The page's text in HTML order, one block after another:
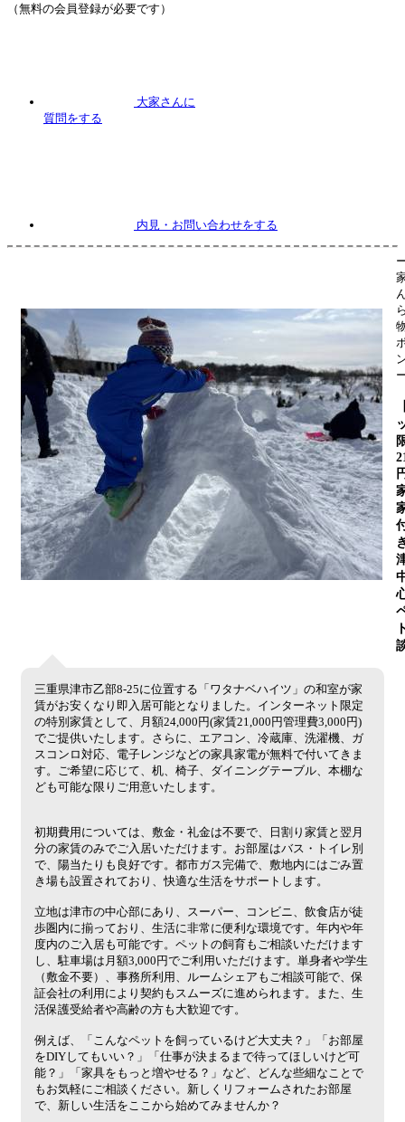
（無料の会員登録が必要です）
大家さんに
質問をする
内見 ・お問い合わせをする
三重県津市乙部8-25に位置する「ワタナベハイツ」の和室が家
賃がお安くなり即入居可能となりました。インターネット限定
の特別家賃として、月額24,000円(家賃21,000円管理費3,000円)
でご提供いたします。さらに、エアコン、冷蔵庫、洗濯機、ガ
スコンロ対応、電子レンジなどの家具家電が無料で付いてきま
す。ご希望に応じて、机、椅子、ダイニングテーブル、本棚な
ども可能な限りご用意いたします。
初期費用については、敷金・礼金は不要で、日割り家賃と翌月
分の家賃のみでご入居いただけます。お部屋はバス・トイレ別
で、陽当たりも良好です。都市ガス完備で、敷地内にはごみ置
き場も設置されており、快適な生活をサポートします。
立地は津市の中心部にあり、スーパー、コンビニ、飲食店が徒
歩圏内に揃っており、生活に非常に便利な環境です。年内や年
度内のご入居も可能です。ペットの飼育もご相談いただけます
し、駐車場は月額3,000円でご利用いただけます。単身者や学生
（敷金不要）、事務所利用、ルームシェアもご相談可能で、保
証会社の利用により契約もスムーズに進められます。また、生
活保護受給者や高齢の方も大歓迎です。
例えば、「こんなペットを飼っているけど大丈夫？」「お部屋
をDIYしてもいい？」「仕事が決まるまで待ってほしいけど可
能？」「家具をもっと増やせる？」など、どんな些細なことで
もお気軽にご相談ください。新しくリフォームされたお部屋
で、新しい生活をここから始めてみませんか？